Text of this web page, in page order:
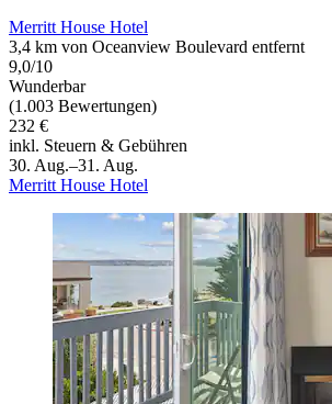
Merritt House Hotel
3,4 km von Oceanview Boulevard entfernt
9,0/10
Wunderbar
(1.003 Bewertungen)
232 €
inkl. Steuern & Gebühren
30. Aug.–31. Aug.
Merritt House Hotel